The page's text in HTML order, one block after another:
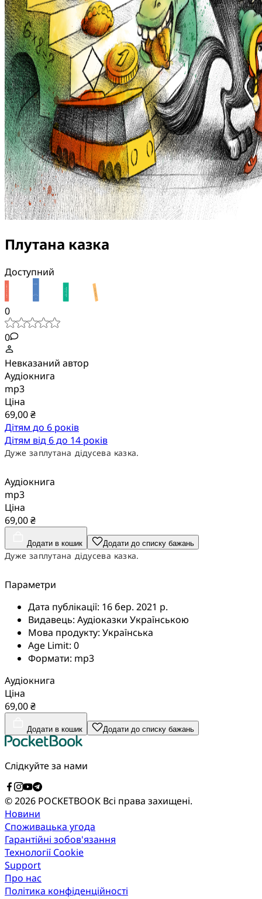
Плутана казка
Доступний
0
0
Невказаний автор
Аудіокнига
mp3
Ціна
69,00 ₴
Дітям до 6 років
Дітям від 6 до 14 років
Дуже заплутана дідусева казка.
Аудіокнига
mp3
Ціна
69,00 ₴
Додати в кошик Додати до списку бажань
Дуже заплутана дідусева казка.
Параметри
Дата публікації: 16 бер. 2021 р.
Видавець: Аудіоказки Українською
Мова продукту: Українська
Age Limit: 0
Формати: mp3
Аудіокнига
Ціна
69,00 ₴
Додати в кошик Додати до списку бажань
Слідкуйте за нами
© 2026 POCKETBOOK Всі права захищені.
Новини
Споживацька угода
Гарантійні зобов'язання
Технології Cookie
Support
Про нас
Політика конфіденційності